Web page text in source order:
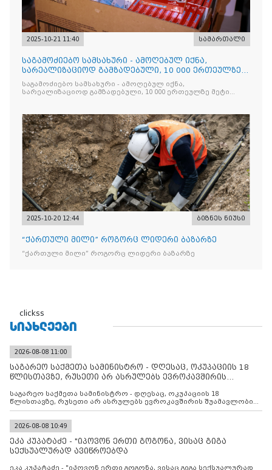
2025-10-21 11:40 სამართალი
საგამოძიებო სამსახური - ამოღებულ იქნა,
სარეალიზაციოდ გამზადებული, 10 000 ერთეულზე
მეტი „Jacobs Monar
საგამოძიებო სამსახური - ამოღებულ იქნა,
სარეალიზაციოდ გამზადებული, 10 000 ერთეულზე მეტი
„Raffaello”-ს სასაქონლო ნიშნით უკანონო ნიშანდებული
ტკბილეული
2025-10-20 12:44 ბიზნეს ნიუსი
“ქართული მილი” როგორც ლიდერი ბაზარზე
“ქართული მილი” როგორც ლიდერი ბაზარზე
clickss
ᲡᲘᲐᲮᲚᲔᲔᲑᲘ
2026-08-08 11:00
საგარეო საქმეთა სამინისტრო - დღესაც, ოკუპაციის 18
წლისთავზე, რუსეთი არ ასრულებს ევროკავშირის
საგარეო საქმეთა სამინისტრო - დღესაც, ოკუპაციის 18
წლისთავზე, რუსეთი არ ასრულებს ევროკავშირის შუამავლობით
დადებულ 2008 წლის 12 აგვისტოს ცეცხლის შეწყვეტის
კონტროლს ოკუპირებულ რეგიონებში, აგრძელებს მათი
მილიტარიზაციის პროცესს და აქტიურად დგამს ნაბიჯებს მათი
ფაქტობრივი ანექსიისკენ
2026-08-08 10:49
ეკა კუპატაძე - "იპოვონ ერთი გოგონა, ვისაც გიგა
სექსუალურად ავიწროებდა
ეკა კუპატაძე - "იპოვონ ერთი გოგონა, ვისაც გიგა სექსუალურად